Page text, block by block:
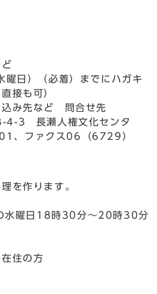
日）（必着）までにハガキ
接も可）
み先など 問合せ先
4-3 長瀬人権文化センタ
ファクス06（6729）
を作ります。
水曜日18時30分～20時30分
住の方